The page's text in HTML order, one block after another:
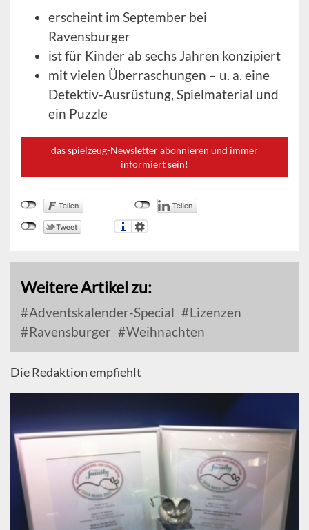
erscheint im September bei
Ravensburger
ist für Kinder ab sechs Jahren konzipiert
mit vielen Überraschungen – u. a. eine
Detektiv-Ausrüstung, Spielmaterial und
ein Puzzle
das spielzeug-Newsletter abonnieren und immer
informiert sein!
Weitere Artikel zu:
Adventskalender-Special
Lizenzen
Ravensburger
Weihnachten
Die Redaktion empfiehlt